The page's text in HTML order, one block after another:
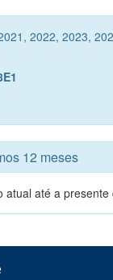
2022, 2023,
12 meses
até a